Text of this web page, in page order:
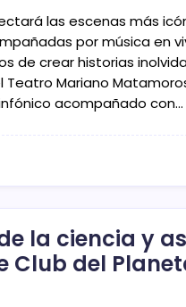
las escenas más
por música en
de crear historias
Teatro Mariano
acompañado con…
la ciencia y
Club del